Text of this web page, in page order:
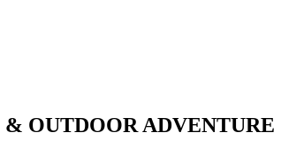
& OUTDOOR ADVENTURE